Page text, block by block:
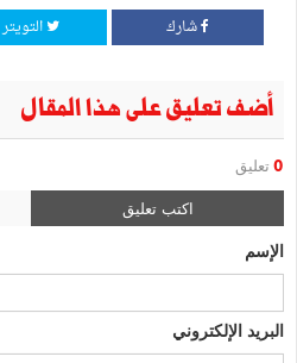
شارك التويتر
أضف تعليق على هذا المقال
0 تعليق
اكتب تعليق
الإسم
البريد الإلكتروني